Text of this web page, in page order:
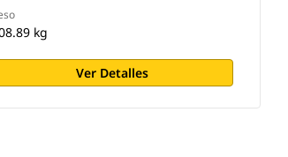
kg
Ver Detalles